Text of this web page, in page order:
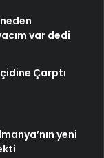
var dedi
Çarptı
yeni